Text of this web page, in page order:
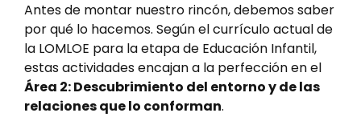
Antes de montar nuestro rincón, debemos saber
por qué lo hacemos. Según el currículo actual de
la LOMLOE para la etapa de Educación Infantil,
estas actividades encajan a la perfección en el
Área 2: Descubrimiento del entorno y de las
relaciones que lo conforman.